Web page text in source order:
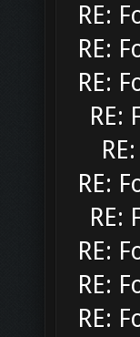
RE:
RE:
RE:
RE:
RE:
RE:
RE:
RE:
RE: